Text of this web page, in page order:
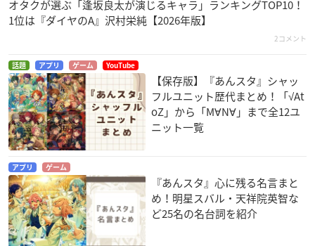
オタクが選ぶ「逢坂良太が演じるキャラ」ランキングTOP10！
1位は『ダイヤのA』沢村栄純【2026年版】
2コメント
話題 アプリ ゲーム YouTube
【保存版】『あんスタ』シャッ
フルユニット歴代まとめ！「√At
oZ」から「M∀N∀」まで全12ユ
ニット一覧
アプリ ゲーム
『あんスタ』心に残る名言まと
め！明星スバル・天祥院英智な
ど25名の名台詞を紹介